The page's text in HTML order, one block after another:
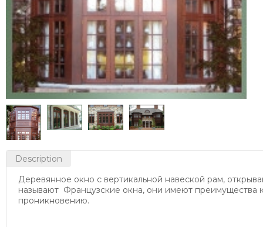
Description
Деревянное окно с вертикальной навеской рам,
называют Французские окна, они имеют преимущества
проникновению.